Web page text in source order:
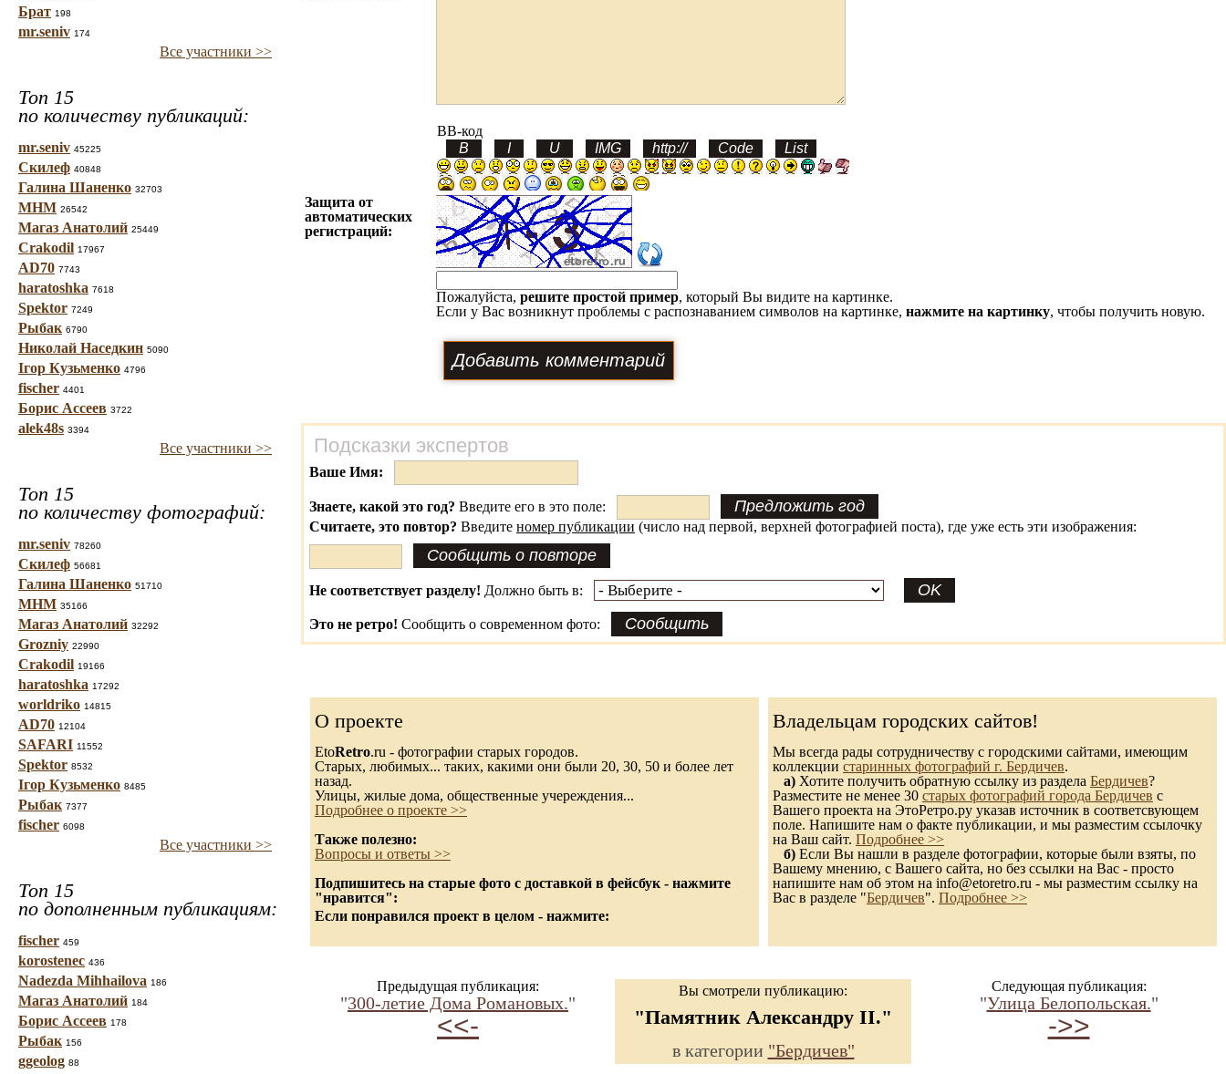
Брат 198
mr.seniv 174
Все участники >>
Топ 15
по количеству публикаций:
mr.seniv 45225
Скилеф 40848
Галина Шаненко 32703
МНМ 26542
Магаз Анатолий 25449
Crakodil 17967
AD70 7743
haratoshka 7618
Spektor 7249
Рыбак 6790
Николай Наседкин 5090
Ігор Кузьменко 4796
fischer 4401
Борис Ассеев 3722
alek48s 3394
Все участники >>
Топ 15
по количеству фотографий:
mr.seniv 78260
Скилеф 56681
Галина Шаненко 51710
МНМ 35166
Магаз Анатолий 32292
Grozniy 22990
Crakodil 19166
haratoshka 17292
worldriko 14815
AD70 12104
SAFARI 11552
Spektor 8532
Ігор Кузьменко 8485
Рыбак 7377
fischer 6098
Все участники >>
Топ 15
по дополненным публикациям:
fischer 459
korostenec 436
Nadezda Mihhailova 186
Магаз Анатолий 184
Борис Ассеев 178
Рыбак 156
ggeolog 88
BB-код
Защита от
автоматических
регистраций:
Пожалуйста, решите простой пример, который Вы видите на картинке.
Если у Вас возникнут проблемы с распознаванием символов на картинке, нажмите на картинку, чтобы получить новую.
Подсказки экспертов
Ваше Имя:
Знаете, какой это год? Введите его в это поле:
Считаете, это повтор? Введите номер публикации (число над первой, верхней фотографией поста), где уже есть эти изображения:
Не соответствует разделу! Должно быть в:
Это не ретро! Сообщить о современном фото:
О проекте
EtoRetro.ru - фотографии старых городов.
Старых, любимых... таких, какими они были 20, 30, 50 и более лет
назад.
Улицы, жилые дома, общественные учереждения...
Подробнее о проекте >>
Также полезно:
Вопросы и ответы >>
Подпишитесь на старые фото с доставкой в фейсбук - нажмите
"нравится":
Если понравился проект в целом - нажмите:
Владельцам городских сайтов!
Мы всегда рады сотрудничеству с городскими сайтами, имеющим
коллекции старинных фотографий г. Бердичев.
а) Хотите получить обратную ссылку из раздела Бердичев?
Разместите не менее 30 старых фотографий города Бердичев с
Вашего проекта на ЭтоРетро.ру указав источник в соответсвующем
поле. Напишите нам о факте публикации, и мы разместим ссылочку
на Ваш сайт. Подробнее >>
б) Если Вы нашли в разделе фотографии, которые были взяты, по
Вашему мнению, с Вашего сайта, но без ссылки на Вас - просто
напишите нам об этом на info@etoretro.ru - мы разместим ссылку на
Вас в разделе "Бердичев". Подробнее >>
Предыдущая публикация:
"300-летие Дома Романовых."
<<-
Вы смотрели публикацию:
"Памятник Александру II."
в категории "Бердичев"
Следующая публикация:
"Улица Белопольская."
->>